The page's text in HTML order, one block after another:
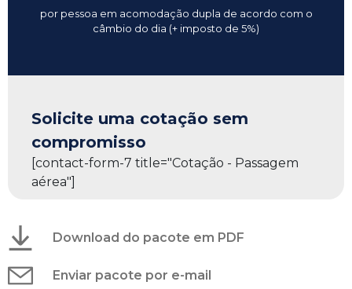
por pessoa em acomodação dupla de acordo com o
câmbio do dia (+ imposto de 5%)
Solicite uma cotação sem
compromisso
[contact-form-7 title="Cotação - Passagem
aérea"]
Download do pacote em PDF
Enviar pacote por e-mail